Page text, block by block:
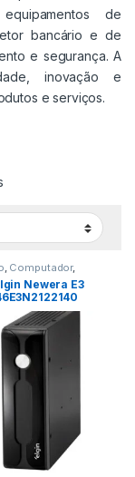
de
bancário e de
e segurança. A
inovação e
e serviços.
, Computador,
Newera E3